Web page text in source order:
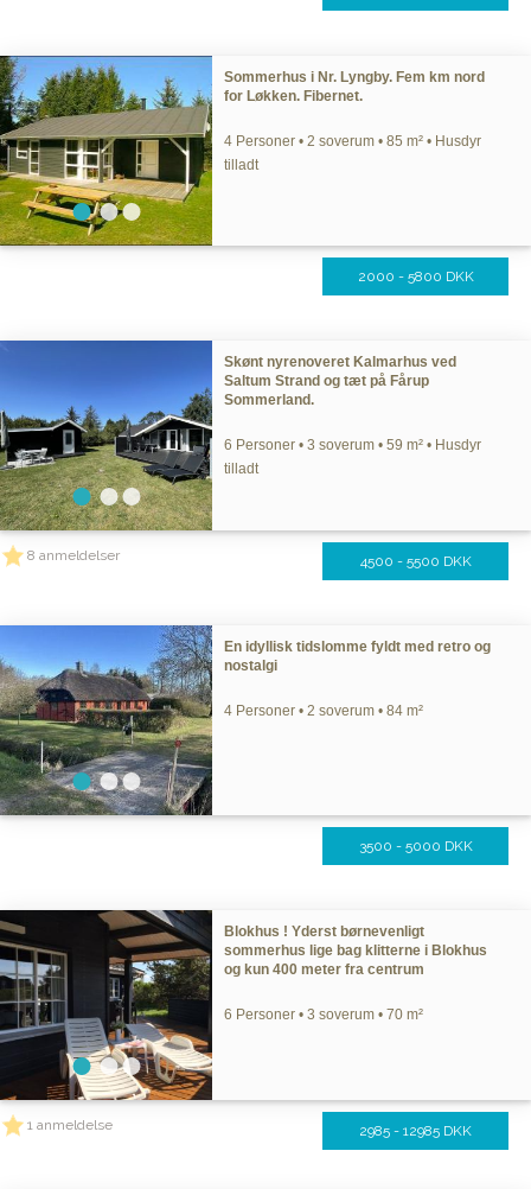
Sommerhus i Nr. Lyngby. Fem km nord
for Løkken. Fibernet.
4 Personer • 2 soverum • 85 m² • Husdyr
tilladt
2000 - 5800 DKK
Skønt nyrenoveret Kalmarhus ved
Saltum Strand og tæt på Fårup
Sommerland.
6 Personer • 3 soverum • 59 m² • Husdyr
tilladt
8 anmeldelser 4500 - 5500 DKK
En idyllisk tidslomme fyldt med retro og
nostalgi
4 Personer • 2 soverum • 84 m²
3500 - 5000 DKK
Blokhus ! Yderst børnevenligt
sommerhus lige bag klitterne i Blokhus
og kun 400 meter fra centrum
6 Personer • 3 soverum • 70 m²
1 anmeldelse 2985 - 12985 DKK